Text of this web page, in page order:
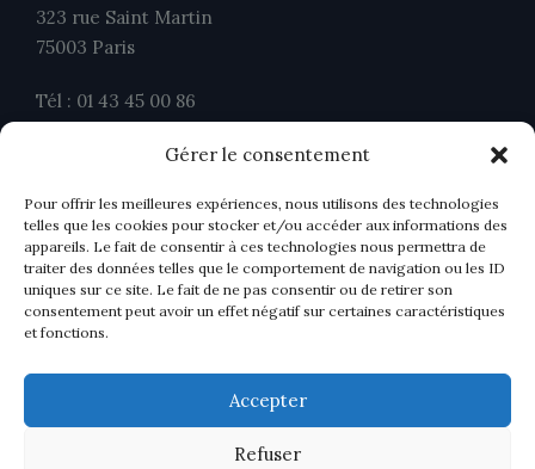
Gérer le consentement
Pour offrir les meilleures expériences, nous utilisons des technologies
telles que les cookies pour stocker et/ou accéder aux informations des
appareils. Le fait de consentir à ces technologies nous permettra de
traiter des données telles que le comportement de navigation ou les ID
uniques sur ce site. Le fait de ne pas consentir ou de retirer son
consentement peut avoir un effet négatif sur certaines caractéristiques
et fonctions.
Accepter
Refuser
323 rue Saint Martin
75003 Paris
Tél : 01 43 45 00 86
contact@ahavocats.fr